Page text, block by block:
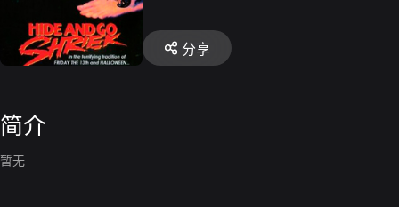
分享
简介
暂无